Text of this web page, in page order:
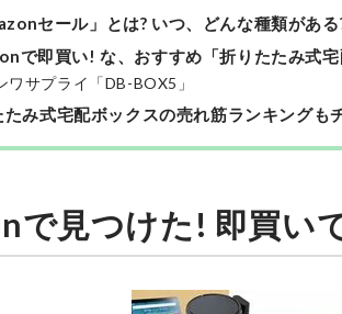
セール」とは? いつ、どんな種類がある
で即買い! な、おすすめ「折りたたみ式
ワサプライ「DB-BOX5」
たみ式宅配ボックスの売れ筋ランキングも
で見つけた! 即買い